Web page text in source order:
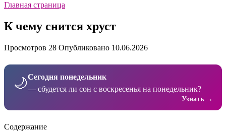
Главная страница
К чему снится хруст
Просмотров 28 Опубликовано 10.06.2026
🌙Сегодня понедельник
— сбудется ли сон с воскресенья на понедельник?
Узнать →
Содержание